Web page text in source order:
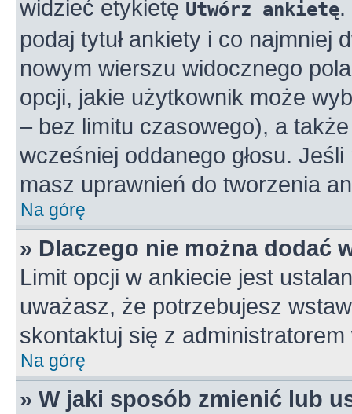
widzieć etykietę Utwórz ankietę.
podaj tytuł ankiety i co najmniej
nowym wierszu widocznego
opcji, jakie użytkownik może
– bez limitu czasowego), a
wcześniej oddanego głosu.
masz uprawnień do tworzenia
Na górę
» Dlaczego nie można dodać
Limit opcji w ankiecie jest
uważasz, że potrzebujesz
skontaktuj się z administratorem
Na górę
» W jaki sposób zmienić lub